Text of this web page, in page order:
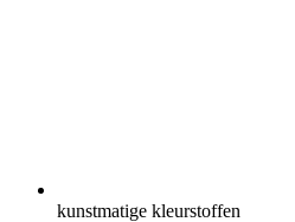
kunstmatige kleurstoffen